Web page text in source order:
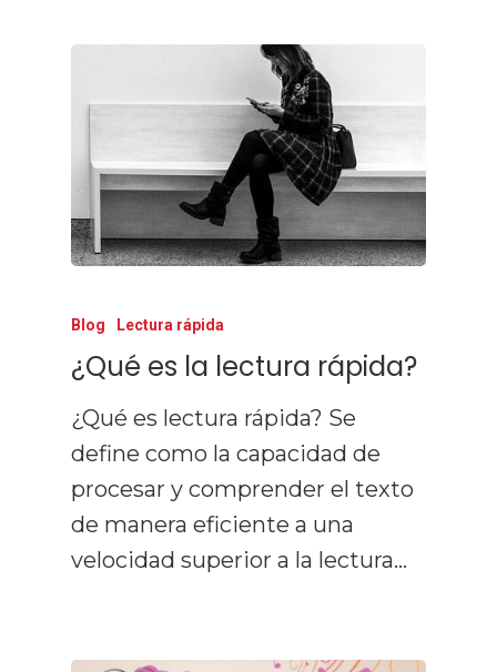
Blog Lectura rápida
¿Qué es la lectura rápida?
¿Qué es lectura rápida? Se
define como la capacidad de
procesar y comprender el texto
de manera eficiente a una
velocidad superior a la lectura…